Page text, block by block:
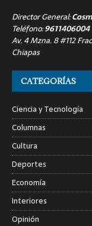
Director General:
Teléfono:9611406004
Av. 4 Mzna. 8 #112
Chiapas
CATEGORÍAS
Ciencia y Tecnología
Columnas
Cultura
Deportes
Economía
Interiores
Opinión